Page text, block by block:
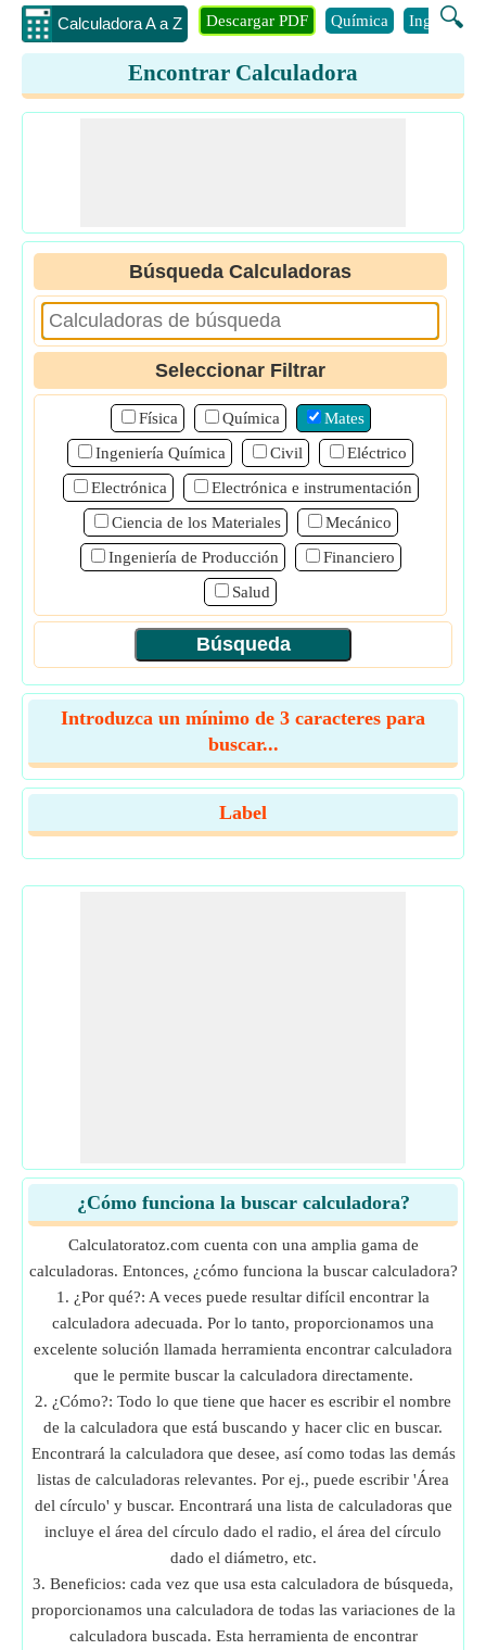
Calculadora A a Z 🔍
Descargar PDF Química Ingenieria
Encontrar Calculadora
Búsqueda Calculadoras
Seleccionar Filtrar
Física Química
Mates
Ingeniería Química
Civil
Eléctrico
Electrónica
Electrónica e instrumentación
Ciencia de los Materiales
Mecánico
Ingeniería de Producción
Financiero
Salud
Introduzca un mínimo de 3 caracteres para
buscar...
Label
¿Cómo funciona la buscar calculadora?
Calculatoratoz.com cuenta con una amplia gama de
calculadoras. Entonces, ¿cómo funciona la buscar calculadora?
1. ¿Por qué?: A veces puede resultar difícil encontrar la
calculadora adecuada. Por lo tanto, proporcionamos una
excelente solución llamada herramienta encontrar calculadora
que le permite buscar la calculadora directamente.
2. ¿Cómo?: Todo lo que tiene que hacer es escribir el nombre
de la calculadora que está buscando y hacer clic en buscar.
Encontrará la calculadora que desee, así como todas las demás
listas de calculadoras relevantes. Por ej., puede escribir 'Área
del círculo' y buscar. Encontrará una lista de calculadoras que
incluye el área del círculo dado el radio, el área del círculo
dado el diámetro, etc.
3. Beneficios: cada vez que usa esta calculadora de búsqueda,
proporcionamos una calculadora de todas las variaciones de la
calculadora buscada. Esta herramienta de encontrar